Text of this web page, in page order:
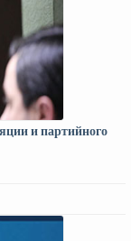
и партийного